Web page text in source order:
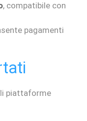
, compatibile con
pagamenti
piattaforme